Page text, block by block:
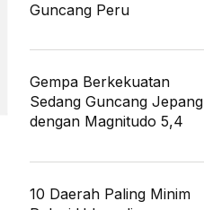
Guncang Peru
Gempa Berkekuatan
Sedang Guncang Jepang
dengan Magnitudo 5,4
10 Daerah Paling Minim